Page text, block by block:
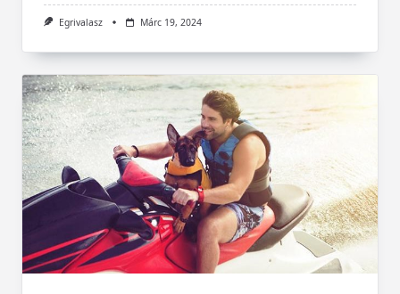
Egrivalasz Márc 19, 2024